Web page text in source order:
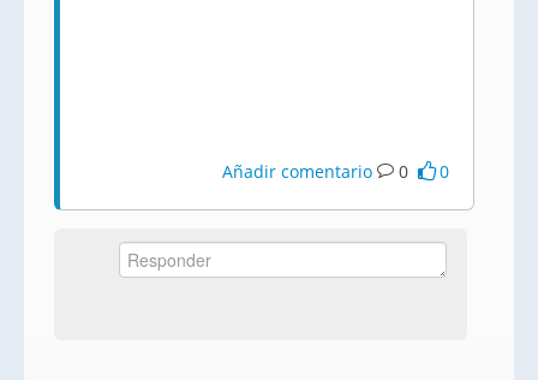
Añadir comentario 0 0